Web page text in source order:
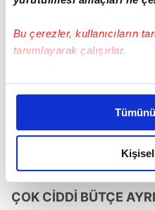
Bu çerezler, kullanıcıların
tanımlayarak çalışırlar.
Bu çerezlere izin vermeniz
daha iyi reklam deneyimi
amacımızın size daha iyi
olduğunu ve sizlere en iyi
elimizden gelen çabayı
reklamların maliyetlerimizi
kalemimiz olduğunu sizlere
Ismael Saibari PSV'de
ÇOK CİDDİ BÜTÇE